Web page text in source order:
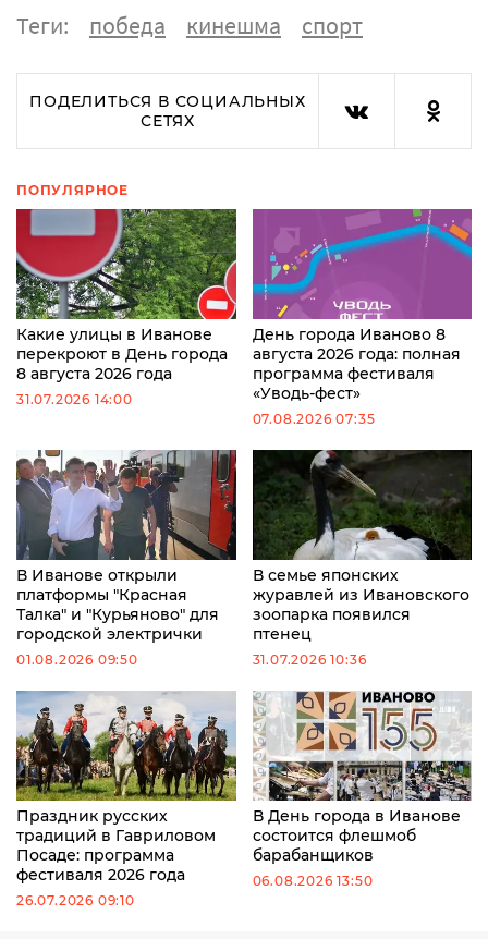
Теги: победа кинешма спорт
ПОДЕЛИТЬСЯ В СОЦИАЛЬНЫХ
СЕТЯХ
ПОПУЛЯРНОЕ
Какие улицы в Иванове
перекроют в День города
8 августа 2026 года
31.07.2026 14:00
День города Иваново 8
августа 2026 года: полная
программа фестиваля
«Уводь-фест»
07.08.2026 07:35
В Иванове открыли
платформы "Красная
Талка" и "Курьяново" для
городской электрички
01.08.2026 09:50
В семье японских
журавлей из Ивановского
зоопарка появился
птенец
31.07.2026 10:36
Праздник русских
традиций в Гавриловом
Посаде: программа
фестиваля 2026 года
26.07.2026 09:10
В День города в Иванове
состоится флешмоб
барабанщиков
06.08.2026 13:50